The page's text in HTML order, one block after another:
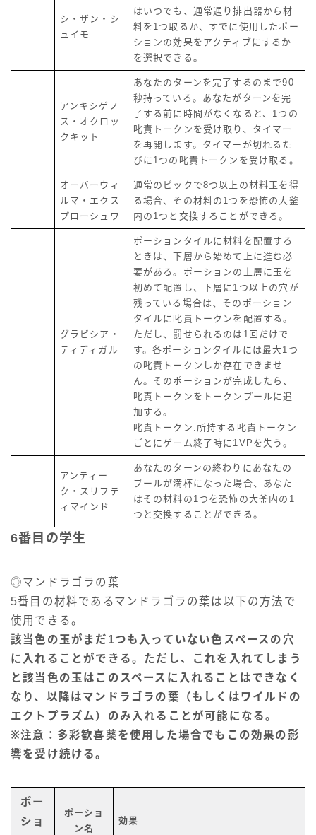
シ・ザン・シ
ュイモ
はいつでも、通常通り排出器から材
料を1つ取るか、すでに使用したポー
ションの効果をアクティブにするか
を選択できる。
アンキシゲノ
ス・オクロッ
クキット
あなたのターンを完了するのまで90
秒持っている。あなたがターンを完
了する前に時間がなくなると、1つの
叱責トークンを受け取り、タイマー
を再開します。タイマーが切れるた
びに1つの叱責トークンを受け取る。
オーバーウィ
ルマ・エクス
プローシュワ
通常のピックで8つ以上の材料玉を得
る場合、その材料の1つを恐怖の大釜
内の1つと交換することができる。
グラビシア・
ティディガル
ポーションタイルに材料を配置する
ときは、下層から始めて上に進む必
要がある。ポーションの上層に玉を
初めて配置し、下層に1つ以上の穴が
残っている場合は、そのポーション
タイルに叱責トークンを配置する。
ただし、罰せられるのは1回だけで
す。各ポーションタイルには最大1つ
の叱責トークンしか存在できませ
ん。そのポーションが完成したら、
叱責トークンをトークンプールに追
加する。
叱責トークン:所持する叱責トークン
ごとにゲーム終了時に1VPを失う。
アンティー
ク・スリフテ
ィマインド
あなたのターンの終わりにあなたの
プールが満杯になった場合、あなた
はその材料の1つを恐怖の大釜内の1
つと交換することができる。
6番目の学生
◎マンドラゴラの葉
5番目の材料であるマンドラゴラの葉は以下の方法で
使用できる。
該当色の玉がまだ1つも入っていない色スペースの穴
に入れることができる。ただし、これを入れてしまう
と該当色の玉はこのスペースに入れることはできなく
なり、以降はマンドラゴラの葉（もしくはワイルドの
エクトプラズム）のみ入れることが可能になる。
※注意：多彩歓喜薬を使用した場合でもこの効果の影
響を受け続ける。
ポー
ショ
ポーショ
ン名
効果